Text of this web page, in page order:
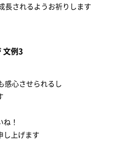
長されるようお祈りします
文例3
感心させられるし
！
し上げます